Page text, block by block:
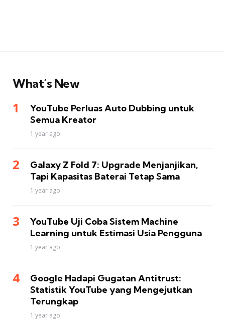
What’s New
YouTube Perluas Auto Dubbing untuk
Semua Kreator
1 year ago
Galaxy Z Fold 7: Upgrade Menjanjikan,
Tapi Kapasitas Baterai Tetap Sama
1 year ago
YouTube Uji Coba Sistem Machine
Learning untuk Estimasi Usia Pengguna
1 year ago
Google Hadapi Gugatan Antitrust:
Statistik YouTube yang Mengejutkan
Terungkap
1 year ago